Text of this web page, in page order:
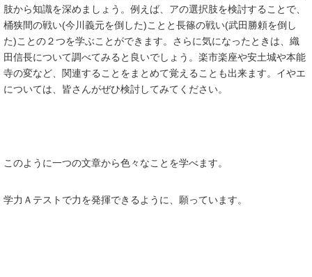
肢から知識を深めましょう。例えば、アの選択肢を検討することで、
桶狭間の戦い(今川義元を倒した)ことと長篠の戦い(武田勝頼を倒し
た)ことの２つを学ぶことができます。さらに気になったときは、織
田信長について調べてみると良いでしょう。楽市楽座や安土城や本能
寺の変など、関連することをまとめて覚えることも出来ます。イやエ
については、皆さんがぜひ検討してみてください。
このように一つの文章から色々なことを学べます。
学力Ａテストで力を発揮できるように、願っています。